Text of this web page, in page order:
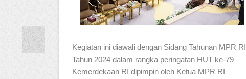
Kegiatan ini diawali dengan Sidang Tahunan MPR RI
Tahun 2024 dalam rangka peringatan HUT ke-79
Kemerdekaan RI dipimpin oleh Ketua MPR RI